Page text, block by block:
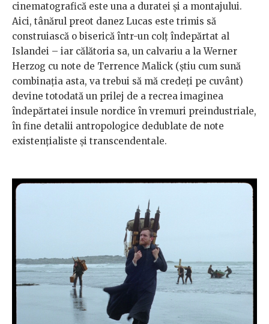
cinematografică este una a duratei și a montajului.
Aici, tânărul preot danez Lucas este trimis să
construiască o biserică într-un colț îndepărtat al
Islandei – iar călătoria sa, un calvariu a la Werner
Herzog cu note de Terrence Malick (știu cum sună
combinația asta, va trebui să mă credeți pe cuvânt)
devine totodată un prilej de a recrea imaginea
îndepărtatei insule nordice în vremuri preindustriale,
în fine detalii antropologice dedublate de note
existențialiste și transcendentale.